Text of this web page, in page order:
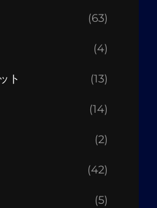
(63)
(4)
ト (13)
(14)
(2)
(42)
(5)